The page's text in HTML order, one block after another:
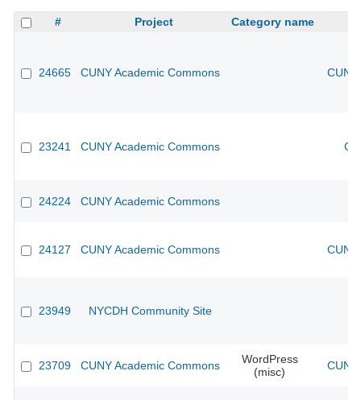
# Project Category name
24665 CUNY Academic Commons
23241 CUNY Academic Commons
24224 CUNY Academic Commons
24127 CUNY Academic Commons
23949 NYCDH Community Site
23709 CUNY Academic Commons
WordPress
(misc)